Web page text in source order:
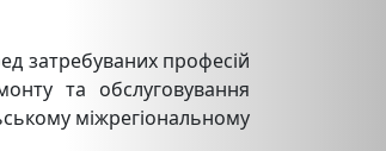
затребуваних професій
та обслуговування
міжрегіональному